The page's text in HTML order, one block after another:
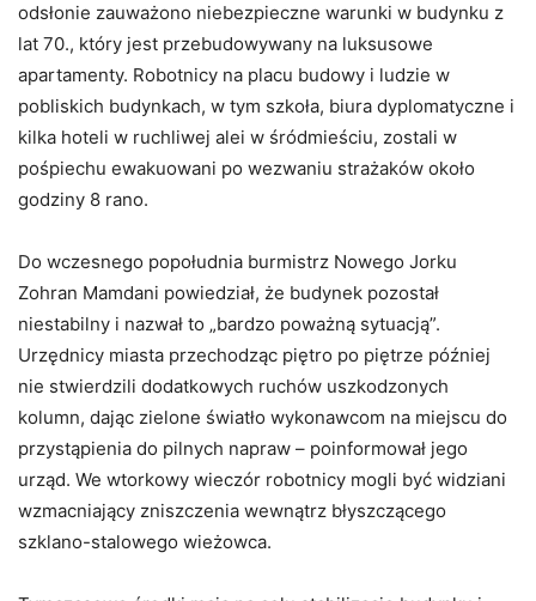
odsłonie zauważono niebezpieczne warunki w budynku z
lat 70., który jest przebudowywany na luksusowe
apartamenty. Robotnicy na placu budowy i ludzie w
pobliskich budynkach, w tym szkoła, biura dyplomatyczne i
kilka hoteli w ruchliwej alei w śródmieściu, zostali w
pośpiechu ewakuowani po wezwaniu strażaków około
godziny 8 rano.
Do wczesnego popołudnia burmistrz Nowego Jorku
Zohran Mamdani powiedział, że budynek pozostał
niestabilny i nazwał to „bardzo poważną sytuacją”.
Urzędnicy miasta przechodząc piętro po piętrze później
nie stwierdzili dodatkowych ruchów uszkodzonych
kolumn, dając zielone światło wykonawcom na miejscu do
przystąpienia do pilnych napraw – poinformował jego
urząd. We wtorkowy wieczór robotnicy mogli być widziani
wzmacniający zniszczenia wewnątrz błyszczącego
szklano-stalowego wieżowca.